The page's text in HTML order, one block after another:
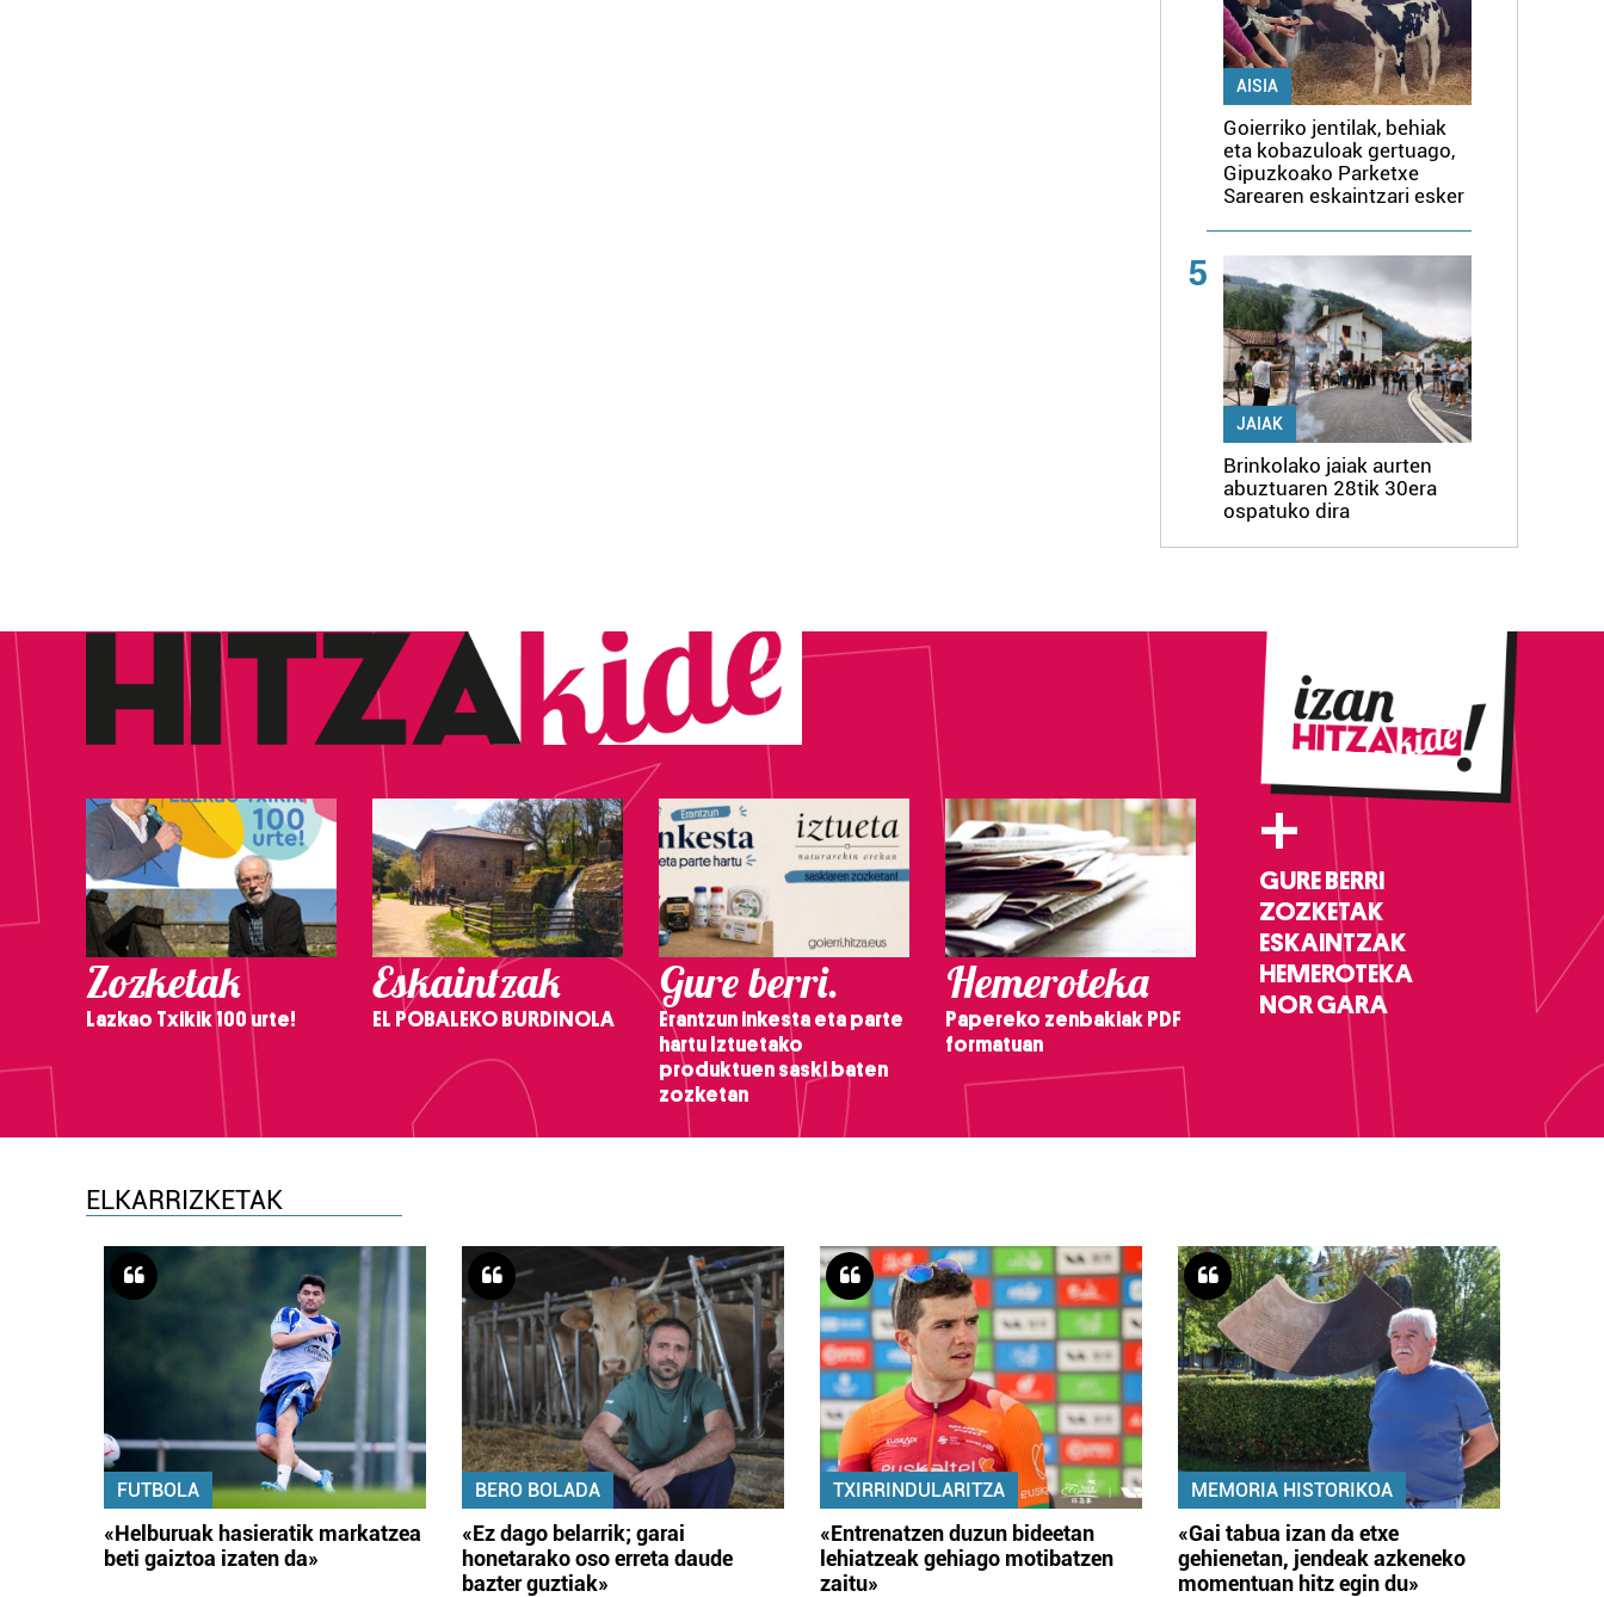
AISIA
Goierriko jentilak, behiak
eta kobazuloak gertuago,
Gipuzkoako Parketxe
Sarearen eskaintzari esker
5
JAIAK
Brinkolako jaiak aurten
abuztuaren 28tik 30era
ospatuko dira
Zozketak
Lazkao Txikik 100 urte!
Eskaintzak
EL POBALEKO BURDINOLA
Gure berri.
Erantzun inkesta eta parte
hartu Iztuetako
produktuen saski baten
zozketan
Hemeroteka
Papereko zenbakiak PDF
formatuan
+
GURE BERRI
ZOZKETAK
ESKAINTZAK
HEMEROTEKA
NOR GARA
ELKARRIZKETAK
FUTBOLA
«Helburuak hasieratik markatzea
beti gaiztoa izaten da»
BERO BOLADA
«Ez dago belarrik; garai
honetarako oso erreta daude
bazter guztiak»
TXIRRINDULARITZA
«Entrenatzen duzun bideetan
lehiatzeak gehiago motibatzen
zaitu»
MEMORIA HISTORIKOA
«Gai tabua izan da etxe
gehienetan, jendeak azkeneko
momentuan hitz egin du»